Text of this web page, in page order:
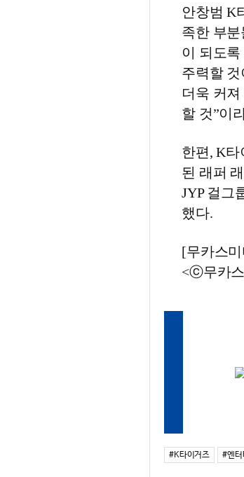
안창범 K
족한 부
이 되도
주력할
더욱 커
할 것”이
한편, K타
된 래퍼
JYP 걸그
했다.
[무카스미
<ⓒ무카스
#K타이거즈 #엔터